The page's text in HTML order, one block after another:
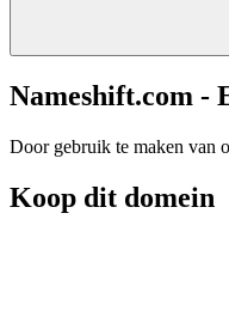
Nameshift.com -
Door gebruik te maken van
Koop dit domein